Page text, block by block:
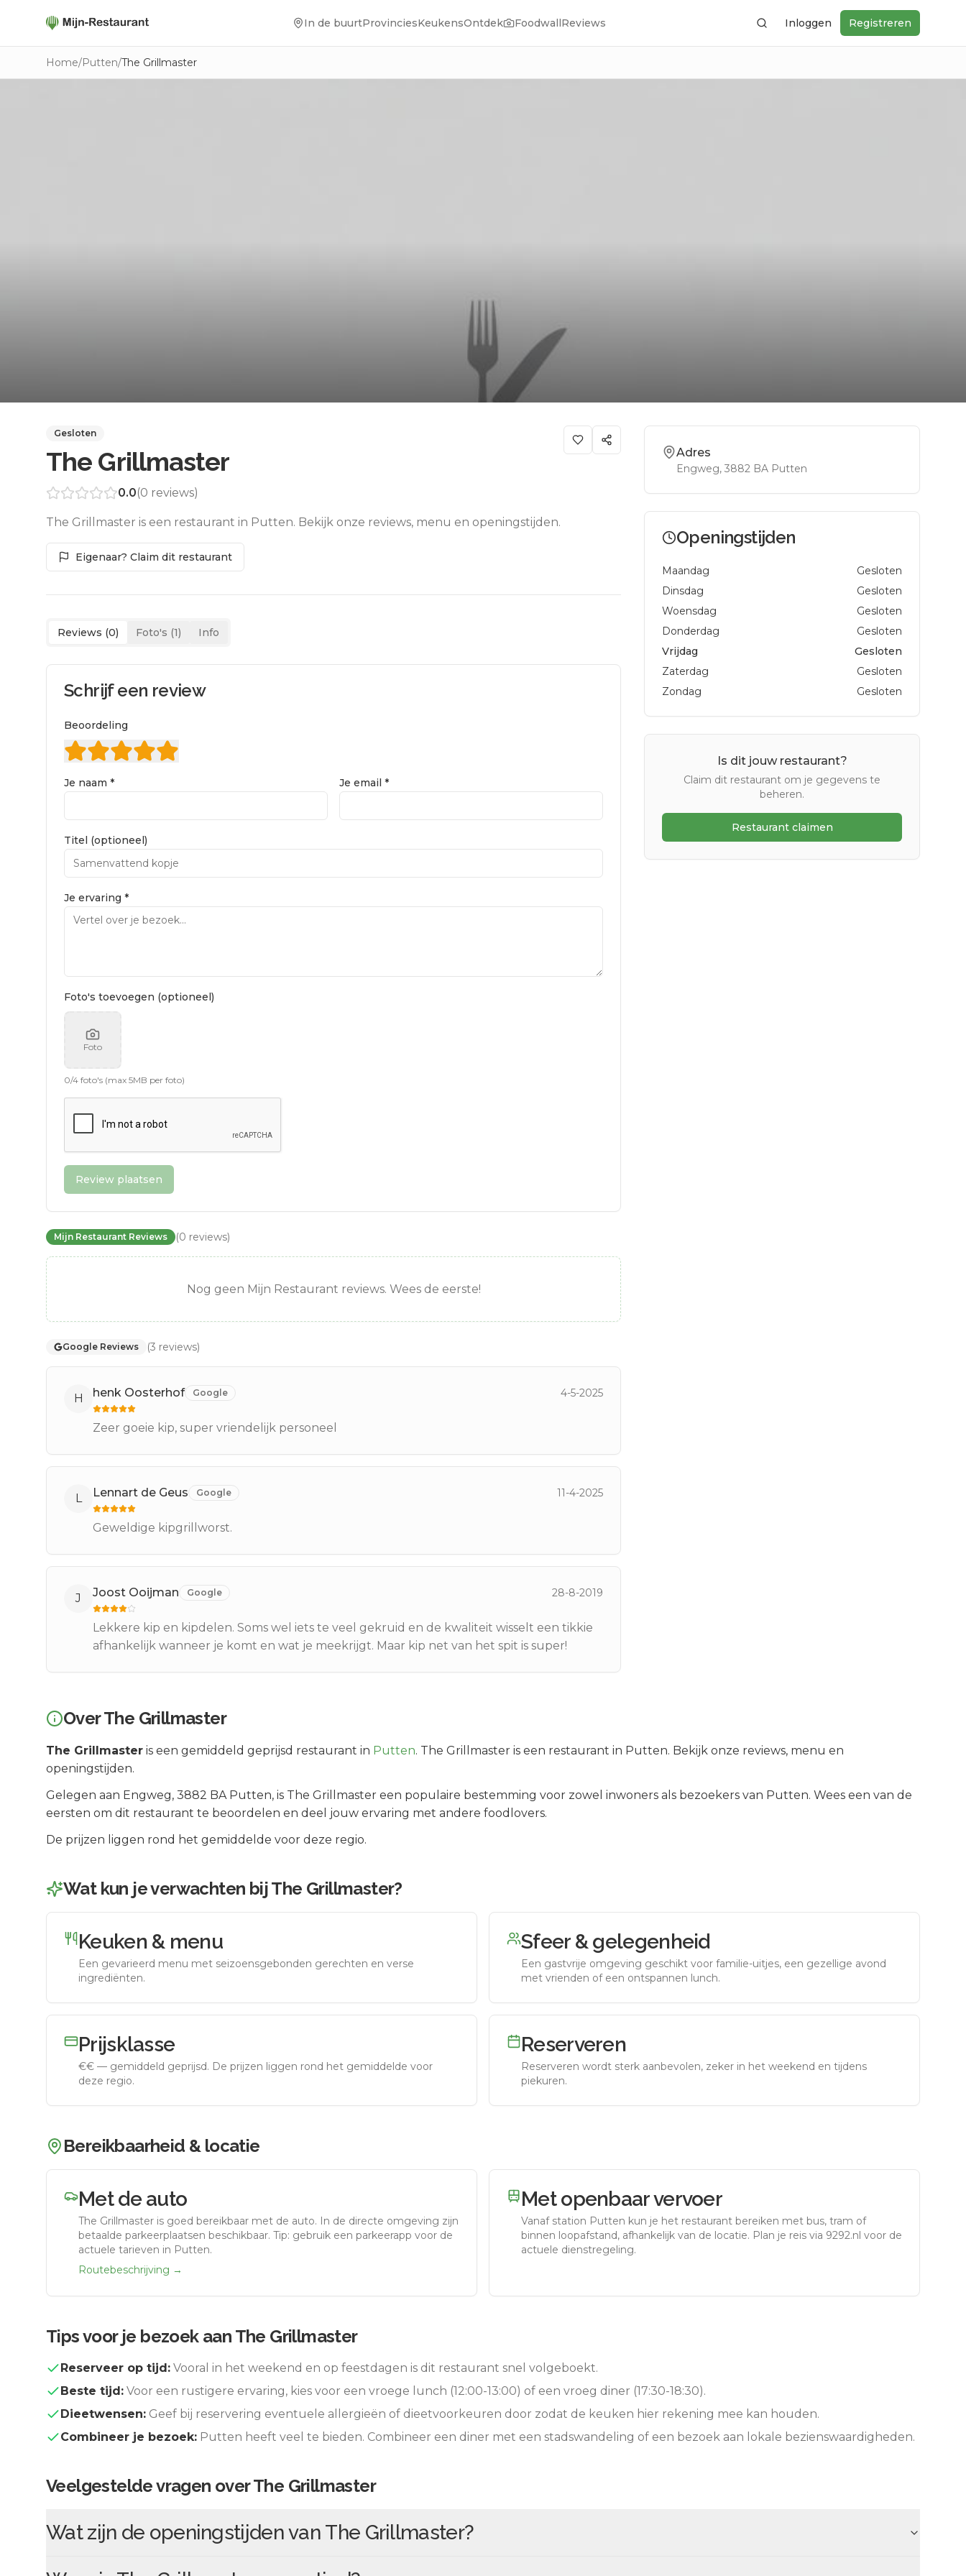
In de buurtProvinciesKeukensOntdek FoodwallReviews ZoekenInloggen Registreren
Home/Putten/The Grillmaster
Gesloten
The Grillmaster
0.0(0 reviews)
The Grillmaster is een restaurant in Putten. Bekijk onze reviews, menu en openingstijden.
Eigenaar? Claim dit restaurant
Reviews (0) Foto's (1) Info
Schrijf een review
Beoordeling
Je naam * Je email *
Titel (optioneel)
Je ervaring *
Foto's toevoegen (optioneel)
Foto
0/4 foto's (max 5MB per foto)
Review plaatsen
Mijn Restaurant Reviews (0 reviews)
Nog geen Mijn Restaurant reviews. Wees de eerste!
Google Reviews (3 reviews)
H henk Oosterhof Google 4-5-2025
Zeer goeie kip, super vriendelijk personeel
L Lennart de Geus Google 11-4-2025
Geweldige kipgrillworst.
J Joost Ooijman Google 28-8-2019
Lekkere kip en kipdelen. Soms wel iets te veel gekruid en de kwaliteit wisselt een tikkie
afhankelijk wanneer je komt en wat je meekrijgt. Maar kip net van het spit is super!
Adres
Engweg, 3882 BA Putten
Openingstijden
Maandag
Gesloten
Dinsdag
Gesloten
Woensdag
Gesloten
Donderdag
Gesloten
Vrijdag
Gesloten
Zaterdag
Gesloten
Zondag
Gesloten
Is dit jouw restaurant?
Claim dit restaurant om je gegevens te
beheren.
Restaurant claimen
OverThe Grillmaster
The Grillmaster is een gemiddeld geprijsd restaurant in Putten. The Grillmaster is een restaurant in Putten. Bekijk onze reviews, menu en
openingstijden.
Gelegen aan Engweg, 3882 BA Putten, is The Grillmaster een populaire bestemming voor zowel inwoners als bezoekers van Putten. Wees een van de
eersten om dit restaurant te beoordelen en deel jouw ervaring met andere foodlovers.
De prijzen liggen rond het gemiddelde voor deze regio.
Wat kun je verwachten bijThe Grillmaster?
Keuken & menu
Een gevarieerd menu met seizoensgebonden gerechten en verse
ingrediënten.
Sfeer & gelegenheid
Een gastvrije omgeving geschikt voor familie-uitjes, een gezellige avond
met vrienden of een ontspannen lunch.
Prijsklasse
€€ — gemiddeld geprijsd. De prijzen liggen rond het gemiddelde voor
deze regio.
Reserveren
Reserveren wordt sterk aanbevolen, zeker in het weekend en tijdens
piekuren.
Bereikbaarheid & locatie
Met de auto
The Grillmaster is goed bereikbaar met de auto. In de directe omgeving zijn
betaalde parkeerplaatsen beschikbaar. Tip: gebruik een parkeerapp voor de
actuele tarieven in Putten.
Routebeschrijving →
Met openbaar vervoer
Vanaf station Putten kun je het restaurant bereiken met bus, tram of
binnen loopafstand, afhankelijk van de locatie. Plan je reis via 9292.nl voor de
actuele dienstregeling.
Tips voor je bezoek aan The Grillmaster
Reserveer op tijd: Vooral in het weekend en op feestdagen is dit restaurant snel volgeboekt.
Beste tijd: Voor een rustigere ervaring, kies voor een vroege lunch (12:00-13:00) of een vroeg diner (17:30-18:30).
Dieetwensen: Geef bij reservering eventuele allergieën of dieetvoorkeuren door zodat de keuken hier rekening mee kan houden.
Combineer je bezoek: Putten heeft veel te bieden. Combineer een diner met een stadswandeling of een bezoek aan lokale bezienswaardigheden.
Veelgestelde vragen overThe Grillmaster
Wat zijn de openingstijden van The Grillmaster?